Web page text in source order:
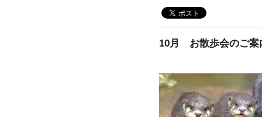
10月 お散歩会のご案